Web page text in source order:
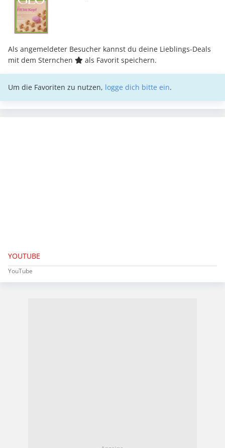
Als angemeldeter Besucher kannst du deine Lieblings-Deals
mit dem Sternchen
als Favorit speichern.
Um die Favoriten zu nutzen, logge dich bitte ein.
YOUTUBE
YouTube